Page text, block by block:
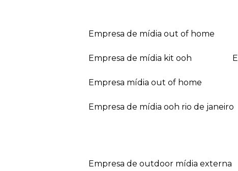
empresa de mídia out of home
empresa de mídia kit ooh
empresa mídia out of home
empresa de mídia ooh rio de janeiro
empresa de outdoor mídia externa